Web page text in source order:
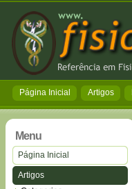
Página Inicial Artigos
Menu
Página Inicial
Artigos